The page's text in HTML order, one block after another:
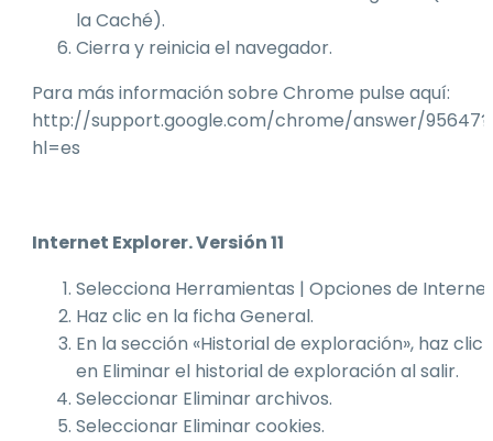
la Caché).
Cierra y reinicia el navegador.
Para más información sobre Chrome pulse aquí:
http://support.google.com/chrome/answer/95647?
hl=es
Internet Explorer. Versión 11
Selecciona Herramientas | Opciones de
Haz clic en la ficha General.
En la sección «Historial de exploración», haz clic
en Eliminar el historial de exploración al salir.
Seleccionar Eliminar archivos.
Seleccionar Eliminar cookies.